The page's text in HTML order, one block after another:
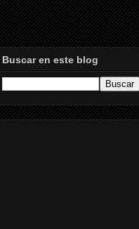
Buscar en este blog